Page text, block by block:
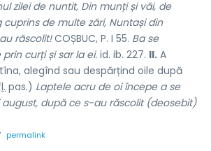
zilei de nuntit, Din munți și văi, de
cuprins de multe zări, Nuntași din
răscolit!COȘBUC, P. I 55. Ba se
curți și sar la ei. id. ib. 227. II. A
alegînd sau despărțind oile după
pas.) Laptele acru de oi începe a se
după ce s-au răscolit (deosebit)
permalink